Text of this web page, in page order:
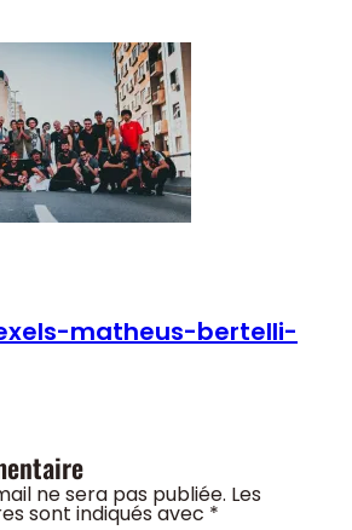
matheus-bertelli-
ne sera pas publiée. Les
sont indiqués avec *